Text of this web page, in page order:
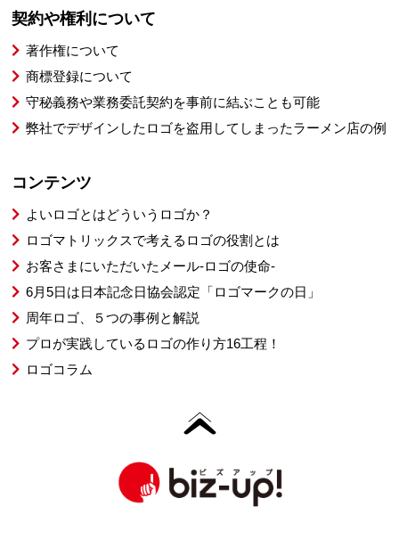
契約や権利について
著作権について
商標登録について
守秘義務や業務委託契約を事前に結ぶことも可能
弊社でデザインしたロゴを盗用してしまったラーメン店の例
コンテンツ
よいロゴとはどういうロゴか？
ロゴマトリックスで考えるロゴの役割とは
お客さまにいただいたメール-ロゴの使命-
6月5日は日本記念日協会認定「ロゴマークの日」
周年ロゴ、５つの事例と解説
プロが実践しているロゴの作り方16工程！
ロゴコラム